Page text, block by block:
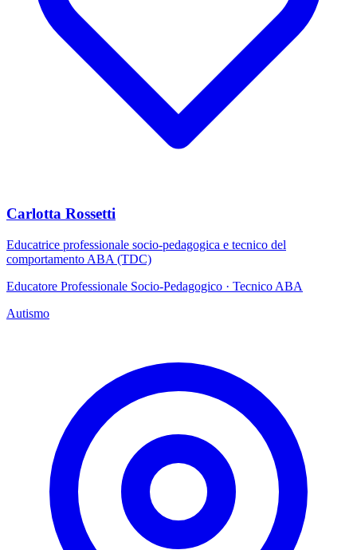
Carlotta Rossetti
Educatrice professionale socio-pedagogica e tecnico del
comportamento ABA (TDC)
Educatore Professionale Socio-Pedagogico · Tecnico ABA
Autismo